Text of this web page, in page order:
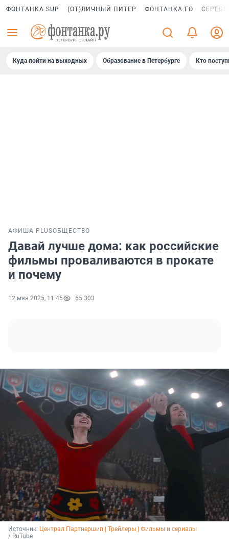
ФОНТАНКА SUP (ОТ)ЛИЧНЫЙ ПИТЕР ФОНТАНКА ГО
Куда пойти на выходных Образование в Петербурге Кто
АФИША PLUSОБЩЕСТВО
Давай лучше дома: как российские
фильмы проваливаются в прокате
и почему
12 мая 2025, 11:45 65 303
Источник: Централ Партнершип | Трейлеры | Фильмы и сериалы
/ RuTube